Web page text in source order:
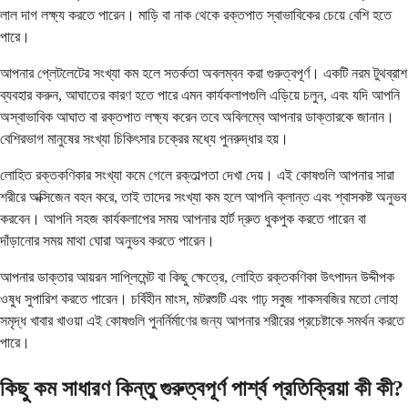
লাল দাগ লক্ষ্য করতে পারেন। মাড়ি বা নাক থেকে রক্তপাত স্বাভাবিকের চেয়ে বেশি হতে
পারে।
আপনার প্লেটলেটের সংখ্যা কম হলে সতর্কতা অবলম্বন করা গুরুত্বপূর্ণ। একটি নরম টুথব্রাশ
ব্যবহার করুন, আঘাতের কারণ হতে পারে এমন কার্যকলাপগুলি এড়িয়ে চলুন, এবং যদি আপনি
অস্বাভাবিক আঘাত বা রক্তপাত লক্ষ্য করেন তবে অবিলম্বে আপনার ডাক্তারকে জানান।
বেশিরভাগ মানুষের সংখ্যা চিকিৎসার চক্রের মধ্যে পুনরুদ্ধার হয়।
লোহিত রক্তকণিকার সংখ্যা কমে গেলে রক্তাল্পতা দেখা দেয়। এই কোষগুলি আপনার সারা
শরীরে অক্সিজেন বহন করে, তাই তাদের সংখ্যা কম হলে আপনি ক্লান্ত এবং শ্বাসকষ্ট অনুভব
করবেন। আপনি সহজ কার্যকলাপের সময় আপনার হার্ট দ্রুত ধুকপুক করতে পারেন বা
দাঁড়ানোর সময় মাথা ঘোরা অনুভব করতে পারেন।
আপনার ডাক্তার আয়রন সাপ্লিমেন্ট বা কিছু ক্ষেত্রে, লোহিত রক্তকণিকা উৎপাদন উদ্দীপক
ওষুধ সুপারিশ করতে পারেন। চর্বিহীন মাংস, মটরশুটি এবং গাঢ় সবুজ শাকসবজির মতো লোহা
সমৃদ্ধ খাবার খাওয়া এই কোষগুলি পুনর্নির্মাণের জন্য আপনার শরীরের প্রচেষ্টাকে সমর্থন করতে
পারে।
কিছু কম সাধারণ কিন্তু গুরুত্বপূর্ণ পার্শ্ব প্রতিক্রিয়া কী কী?